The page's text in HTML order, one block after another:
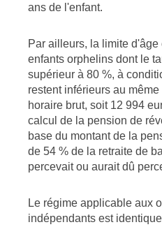
ans de l'enfant.
Par ailleurs, la limite
enfants orphelins dont le
supérieur à 80 %, à
restent inférieurs au
horaire brut, soit 12 994
calcul de la pension de
base du montant de la
de 54 % de la retraite de
percevait ou aurait dû
Le régime applicable aux
indépendants est